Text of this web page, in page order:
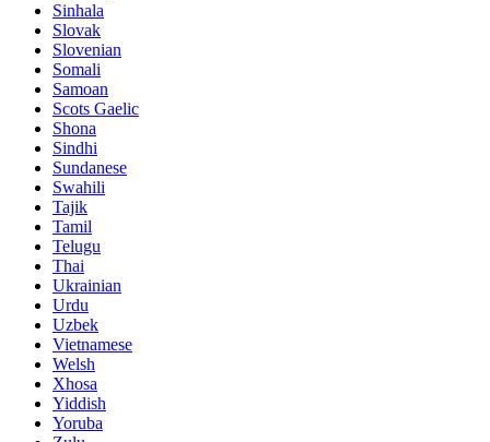
Sinhala
Slovak
Slovenian
Somali
Samoan
Scots Gaelic
Shona
Sindhi
Sundanese
Swahili
Tajik
Tamil
Telugu
Thai
Ukrainian
Urdu
Uzbek
Vietnamese
Welsh
Xhosa
Yiddish
Yoruba